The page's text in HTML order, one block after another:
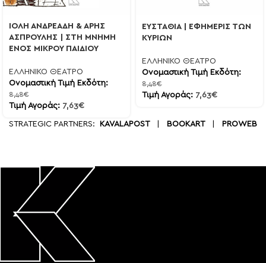
ΙΟΛΗ ΑΝΔΡΕΑΔΗ & ΑΡΗΣ
ΑΣΠΡΟΥΛΗΣ | ΣΤΗ ΜΝΗΜΗ
ΕΝΟΣ ΜΙΚΡΟΥ ΠΑΙΔΙΟΥ
ΕΛΛΗΝΙΚΟ ΘΕΑΤΡΟ
Ονομαστική Τιμή Εκδότη:
8,48€
Τιμή Αγοράς: 7,63€
ΕΥΣΤΑΘΙΑ | ΕΦΗΜΕΡΙΣ ΤΩΝ
ΚΥΡΙΩΝ
ΕΛΛΗΝΙΚΟ ΘΕΑΤΡΟ
Ονομαστική Τιμή Εκδότη:
8,48€
Τιμή Αγοράς: 7,63€
STRATEGIC PARTNERS: KAVALAPOST| BOOKART| PROWEB